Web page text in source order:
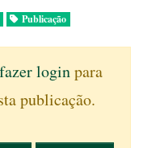
Publicação
fazer loginpara
publicação.